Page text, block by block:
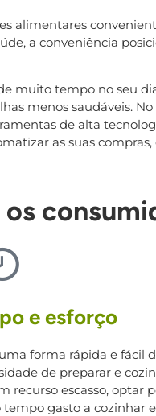
alimentares
a conveniência
muito tempo no seu
menos saudáveis.
de alta
as suas
os
e esforço
forma rápida e fácil
de preparar e
escasso, optar
gasto a cozinhar